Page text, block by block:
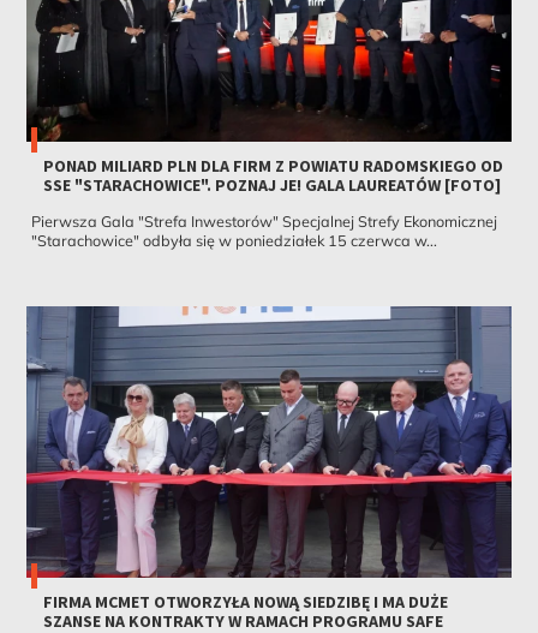
PONAD MILIARD PLN DLA FIRM Z POWIATU RADOMSKIEGO OD
SSE "STARACHOWICE". POZNAJ JE! GALA LAUREATÓW [FOTO]
Pierwsza Gala "Strefa Inwestorów" Specjalnej Strefy Ekonomicznej
"Starachowice" odbyła się w poniedziałek 15 czerwca w...
FIRMA MCMET OTWORZYŁA NOWĄ SIEDZIBĘ I MA DUŻE
SZANSE NA KONTRAKTY W RAMACH PROGRAMU SAFE